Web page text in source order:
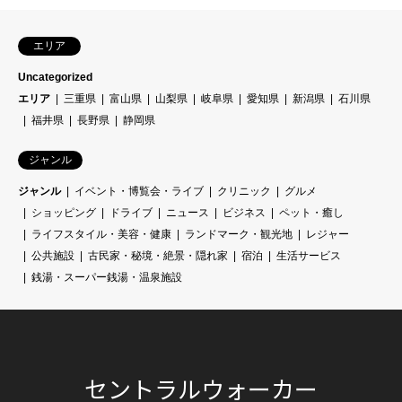
エリア
Uncategorized
エリア
三重県 富山県 山梨県 岐阜県 愛知県 新潟県
石川県
福井県
長野県 静岡県
ジャンル
ジャンル イベント・博覧会・ライブ クリニック
グルメ
ショッピング
ドライブ ニュース ビジネス
ペット・癒し
ライフスタイル・美容・健康
ランドマーク・観光地
レジャー
公共施設
古民家・秘境・絶景・隠れ家 宿泊
生活サービス
銭湯・スーパー銭湯・温泉施設
セントラルウォーカー